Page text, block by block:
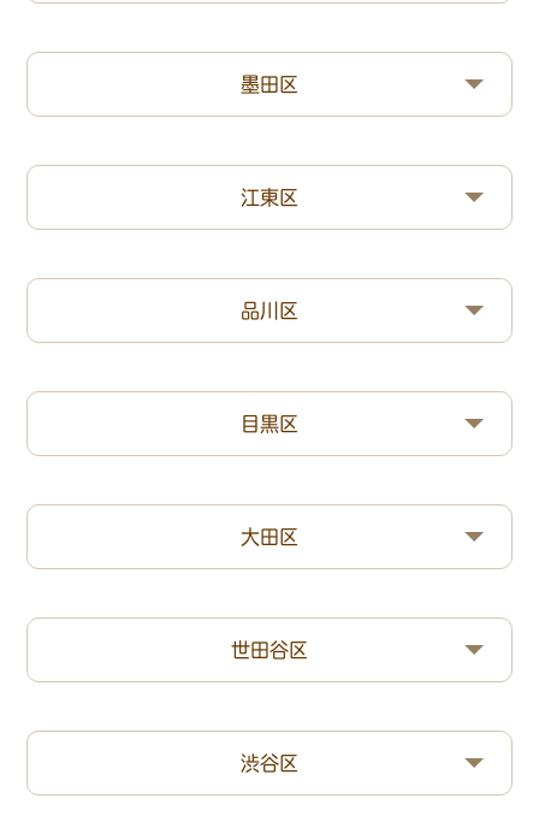
墨田区
江東区
品川区
目黒区
大田区
世田谷区
渋谷区